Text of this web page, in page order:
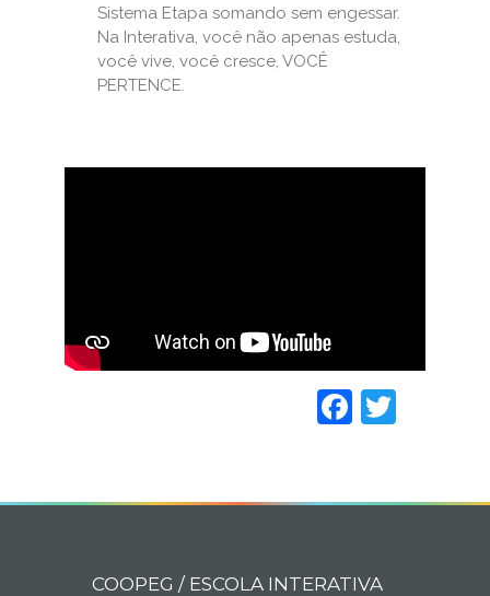
Sistema Etapa somando sem engessar.
Na Interativa, você não apenas estuda,
você vive, você cresce, VOCÊ
PERTENCE.
COOPEG / ESCOLA INTERATIVA